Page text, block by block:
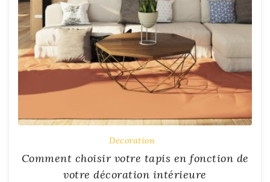
Decoration
Comment choisir votre tapis en fonction de
votre décoration intérieure